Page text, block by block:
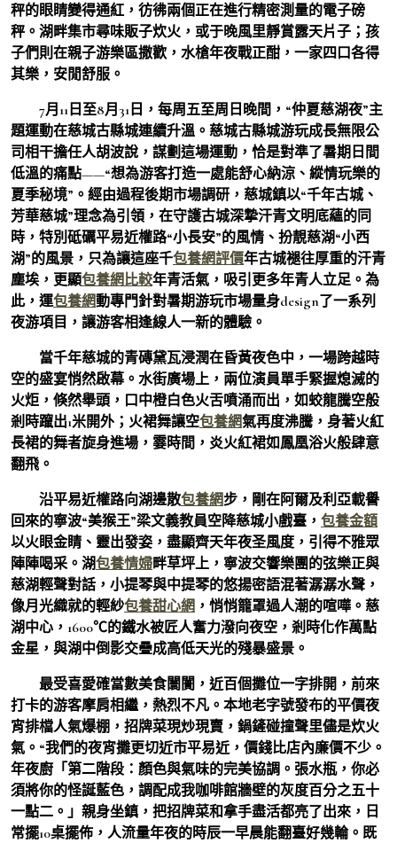
秤的眼睛變得通紅，彷彿兩個正在進行精密測量的電子磅
秤。湖畔集市尋味販子炊火，或于晚風里靜賞露天片子；孩
子們則在親子游樂區撒歡，水槍年夜戰正酣，一家四口各得
其樂，安閒舒服。
7月11日至8月31日，每周五至周日晚間，“仲夏慈湖夜”主
題運動在慈城古縣城連續升溫。慈城古縣城游玩成長無限公
司相干擔任人胡波說，謀劃這場運動，恰是對準了暑期日間
低溫的痛點——“想為游客打造一處能舒心納涼、縱情玩樂的
夏季秘境”。經由過程後期市場調研，慈城鎮以“千年古城、
芳華慈城”理念為引領，在守護古城深摯汗青文明底蘊的同
時，特別砥礪平易近權路“小長安”的風情、扮靚慈湖“小西
湖”的風景，只為讓這座千包養網評價年古城褪往厚重的汗青
塵埃，更顯包養網比較年青活氣，吸引更多年青人立足。為
此，運包養網動專門針對暑期游玩市場量身design了一系列
夜游項目，讓游客相逢線人一新的體驗。
當千年慈城的青磚黛瓦浸潤在昏黃夜色中，一場跨越時
空的盛宴悄然啟幕。水街廣場上，兩位演員單手緊握熄滅的
火炬，倏然舉頭，口中橙白色火舌噴涌而出，如蛟龍騰空般
剎時躥出1米開外；火裙舞讓空包養網氣再度沸騰，身著火紅
長裙的舞者旋身進場，霎時間，炎火紅裙如鳳凰浴火般肆意
翻飛。
沿平易近權路向湖邊散包養網步，剛在阿爾及利亞載譽
回來的寧波“美猴王”梁文義教員空降慈城小戲臺， 包養金額
以火眼金睛、靈出發姿，盡顯齊天年夜圣風度，引得不雅眾
陣陣喝采。湖包養情婦畔草坪上，寧波交響樂團的弦樂正與
慈湖輕聲對話，小提琴與中提琴的悠揚密語混著潺潺水聲，
像月光織就的輕紗包養甜心網 ，悄悄籠罩過人潮的喧嘩。慈
湖中心，1600℃的鐵水被匠人奮力潑向夜空，剎時化作萬點
金星，與湖中倒影交疊成高低天光的殘暴盛景。
最受喜愛確當數美食闤闠，近百個攤位一字排開，前來
打卡的游客摩肩相繼，熱烈不凡。本地老字號發布的平價夜
宵排檔人氣爆棚，招牌菜現炒現賣，鍋鏟碰撞聲里儘是炊火
氣。“我們的夜宵攤更切近市平易近，價錢比店內廉價不少。
年夜廚「第二階段：顏色與氣味的完美協調。張水瓶，你必
須將你的怪誕藍色，調配成我咖啡館牆壁的灰度百分之五十
一點二。」親身坐鎮，把招牌菜和拿手盡活都亮了出來，日
常擺10桌擺佈，人流量年夜的時辰一早晨能翻臺好幾輪。既